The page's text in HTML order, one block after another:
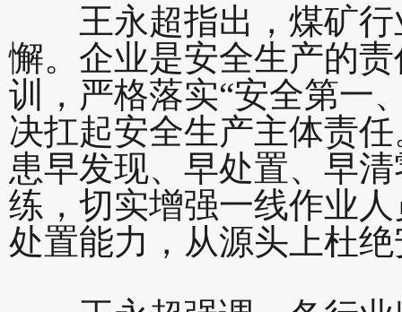
王永超指出，煤矿行
懈。企业是安全生产的
训，严格落实“安全第一
决扛起安全生产主体责
患早发现、早处置、早
练，切实增强一线作业
处置能力，从源头上杜